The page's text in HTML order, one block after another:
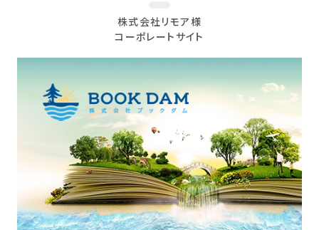
株式会社リモア様
コーポレートサイト